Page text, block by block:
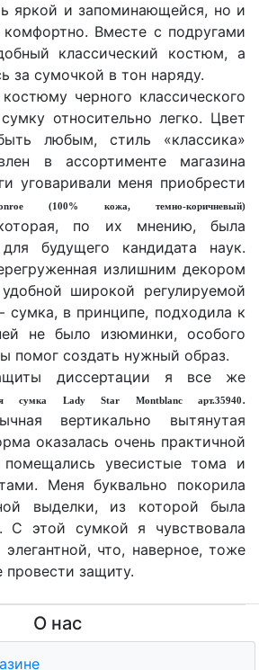
яркой и запоминающейся, но и
комфортно. Вместе с подругами
классический костюм, а
за сумочкой в тон наряду.
черного классического
относительно легко. Цвет
любым, стиль «классика»
в ассортименте магазина
уговаривали меня приобрести
(100% кожа, темно-коричневый)
по их мнению, была
будущего кандидата наук.
излишним декором
широкой регулируемой
сумка, в принципе, подходила к
не было изюминки, особого
помог создать нужный образ.
диссертации я все же
сумка Lady Star Montblancарт.35940.
вертикально вытянутая
оказалась очень практичной
увесистые тома и
Меня буквально покорила
выделки, из которой была
С этой сумкой я чувствовала
что, наверное, тоже
провести защиту.
О нас